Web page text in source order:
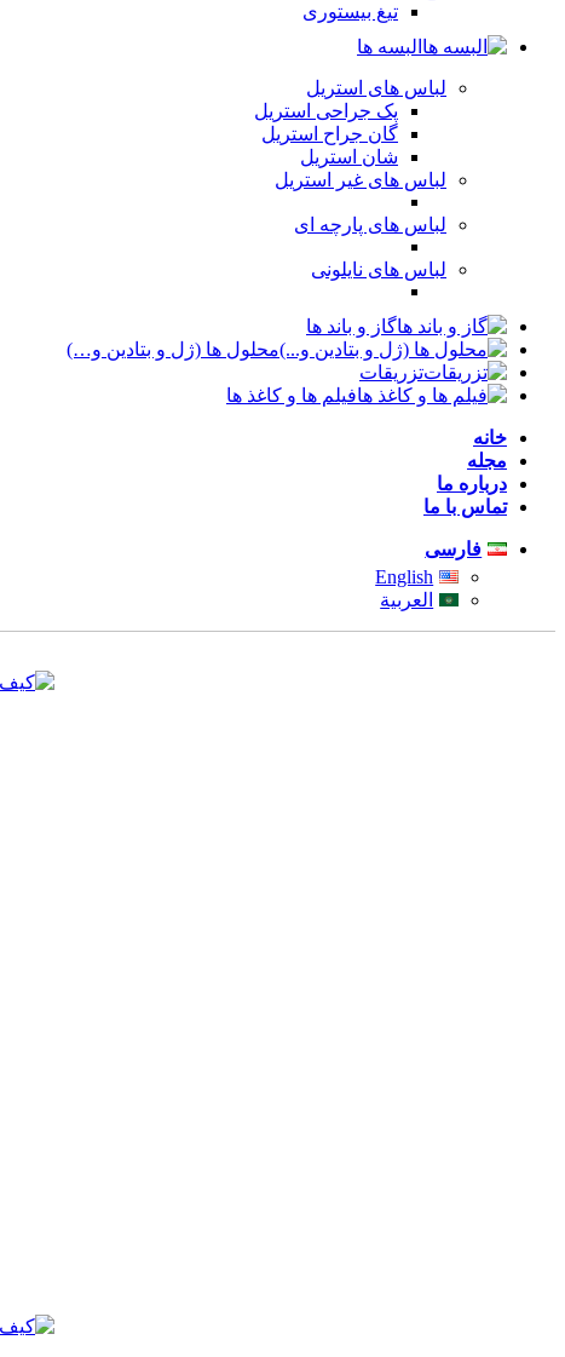
تیغ بیستوری
البسه ها
لباس های استریل
پک جراحی استریل
گان جراح استریل
شان استریل
لباس های غیر استریل
لباس های پارچه ای
لباس های نایلونی
گاز و باند ها
محلول ها (ژل و بتادین و…)
تزریقات
فیلم ها و کاغذ ها
خانه
مجله
درباره ما
تماس با ما
فارسی
English
العربية